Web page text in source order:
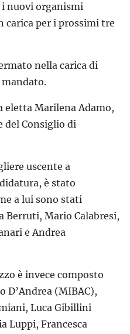
i nuovi organismi
per i prossimi tre
nella carica di
mandato.
eletta Marilena Adamo,
del Consiglio di
uscente a
è stato
a lui sono stati
Berruti, Mario Calabresi,
e Andrea
è invece composto
D’Andrea (MIBAC),
Luca Gibillini
Luppi, Francesca